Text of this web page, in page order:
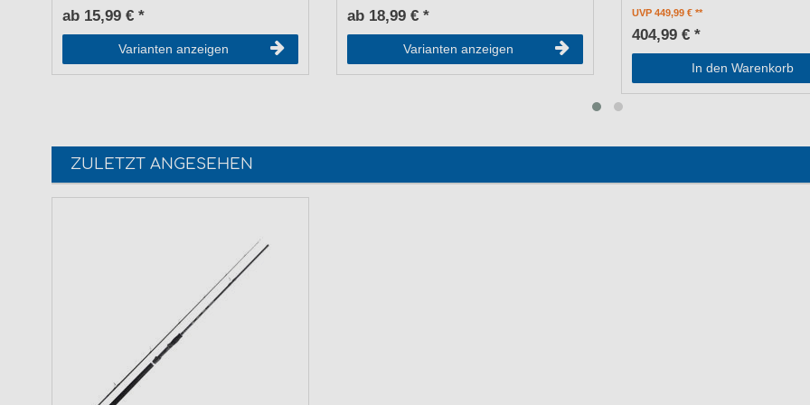
ab 15,99 € *
Varianten anzeigen
ab 18,99 € *
Varianten anzeigen
UVP 449,99 €
404,99 € *
In den Warenkorb
ZULETZT ANGESEHEN